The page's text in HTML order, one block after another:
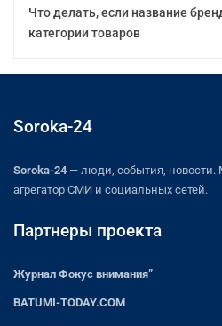
Что делать, если название
категории товаров
Soroka-24
Soroka-24 — люди, события,
агрегатор СМИ и социальных сетей.
Партнеры проекта
Журнал Фокус внимания”
BATUMI-TODAY.COM